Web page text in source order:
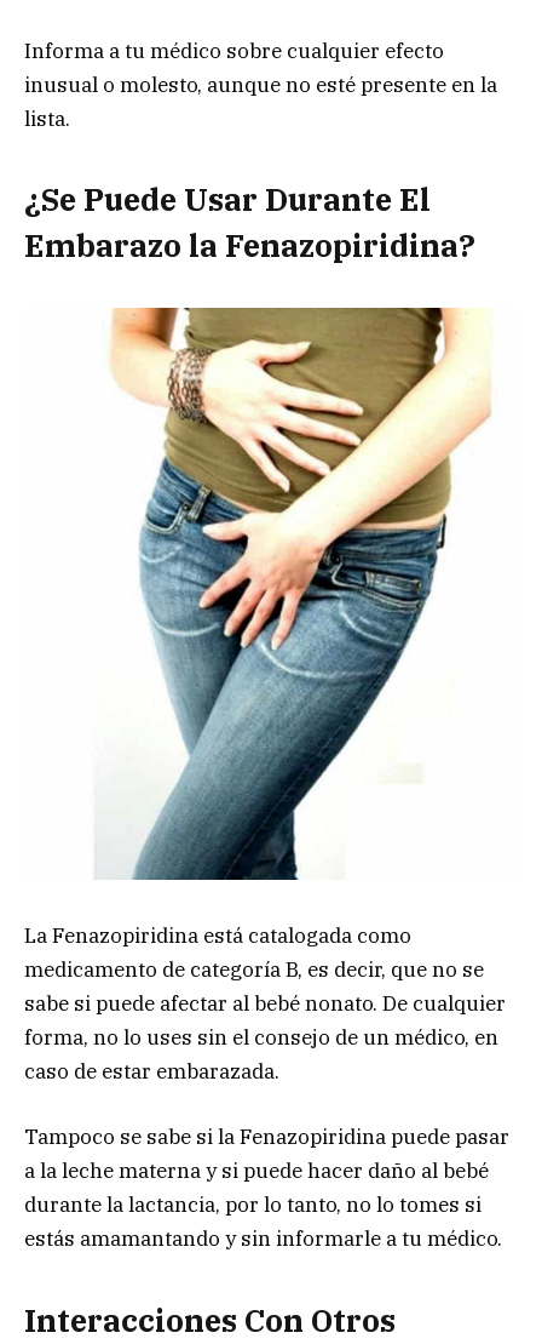
Informa a tu médico sobre cualquier efecto
inusual o molesto, aunque no esté presente en la
lista.
¿Se Puede Usar Durante El
Embarazo la Fenazopiridina?
La Fenazopiridina está catalogada como
medicamento de categoría B, es decir, que no se
sabe si puede afectar al bebé nonato. De cualquier
forma, no lo uses sin el consejo de un médico, en
caso de estar embarazada.
Tampoco se sabe si la Fenazopiridina puede pasar
a la leche materna y si puede hacer daño al bebé
durante la lactancia, por lo tanto, no lo tomes si
estás amamantando y sin informarle a tu médico.
Interacciones Con Otros